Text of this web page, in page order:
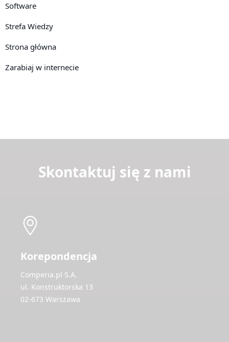
Software
Strefa Wiedzy
Strona główna
Zarabiaj w internecie
Skontaktuj się z nami
Korepondencja
Comperia.pl S.A.
ul. Konstruktorska 13
02-673 Warszawa